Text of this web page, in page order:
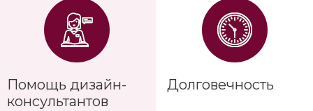
Помощь дизайн-
консультантов
Долговечность